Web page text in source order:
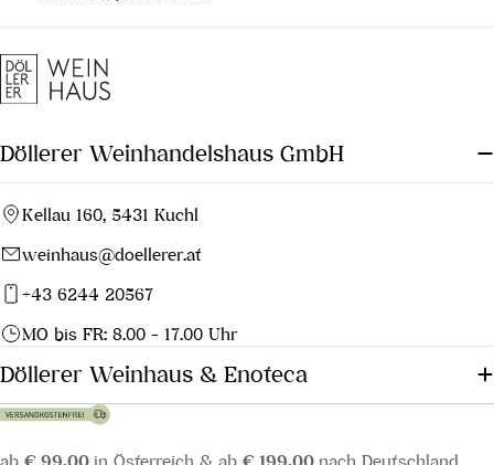
Döllerer Weinhandelshaus GmbH
Kellau 160, 5431 Kuchl
weinhaus@doellerer.at
+43 6244 20567
MO bis FR: 8.00 - 17.00 Uhr
Döllerer Weinhaus & Enoteca